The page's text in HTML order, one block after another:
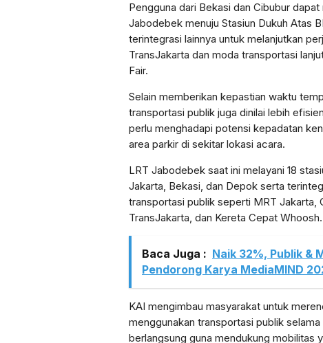
Pengguna dari Bekasi dan Cibubur
Jabodebek menuju Stasiun Dukuh Atas
terintegrasi lainnya untuk melanjutkan
TransJakarta dan moda transportasi
Fair.
Selain memberikan kepastian waktu
transportasi publik juga dinilai lebih
perlu menghadapi potensi kepadatan
area parkir di sekitar lokasi acara.
LRT Jabodebek saat ini melayani 18
Jakarta, Bekasi, dan Depok serta
transportasi publik seperti MRT Jakarta,
TransJakarta, dan Kereta Cepat Whoosh.
Baca Juga : Naik 32%, Publik &
Pendorong Karya MediaMIND
KAI mengimbau masyarakat untuk
menggunakan transportasi publik
berlangsung guna mendukung mobilitas